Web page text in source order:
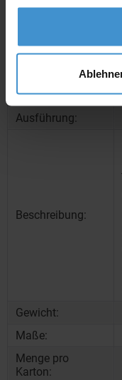
gesammelt haben.
Artikelnummer:
Artikelname:
Ausführung:
Beschreibung:
Gewicht:
Maße:
Menge pro
Karton: